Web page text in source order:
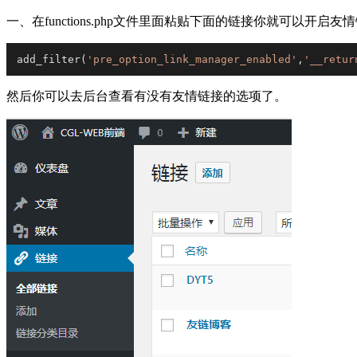
一、在functions.php文件里面粘贴下面的链接你就可以开启友情
add_filter( 'pre_option_link_manager_enabled' ,
然后你可以去后台查看有没有友情链接的选项了。